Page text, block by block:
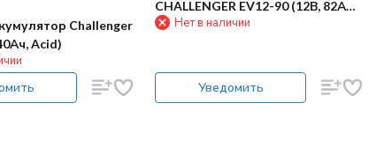
Challenger
Acid)
CHALLENGER EV12-90 (12В, 82Ач,
AGM)Нет в наличии
Уведомить